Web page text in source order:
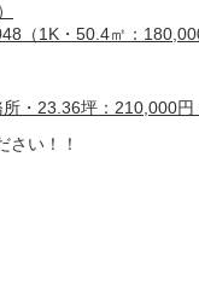
（1K・50.4㎡：
・23.36坪：210,000円
さい！！